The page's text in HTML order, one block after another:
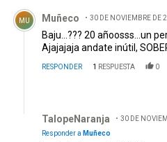
Comentario de Muñeco .
MU Muñeco 30 DE NOVIEMBRE DE
Baju...??? 20 añoosss...un
Ajajajaja andate inútil,
RESPONDER 1 RESPUESTA 0
TalopeNaranja
30 DE
Responder a Muñeco